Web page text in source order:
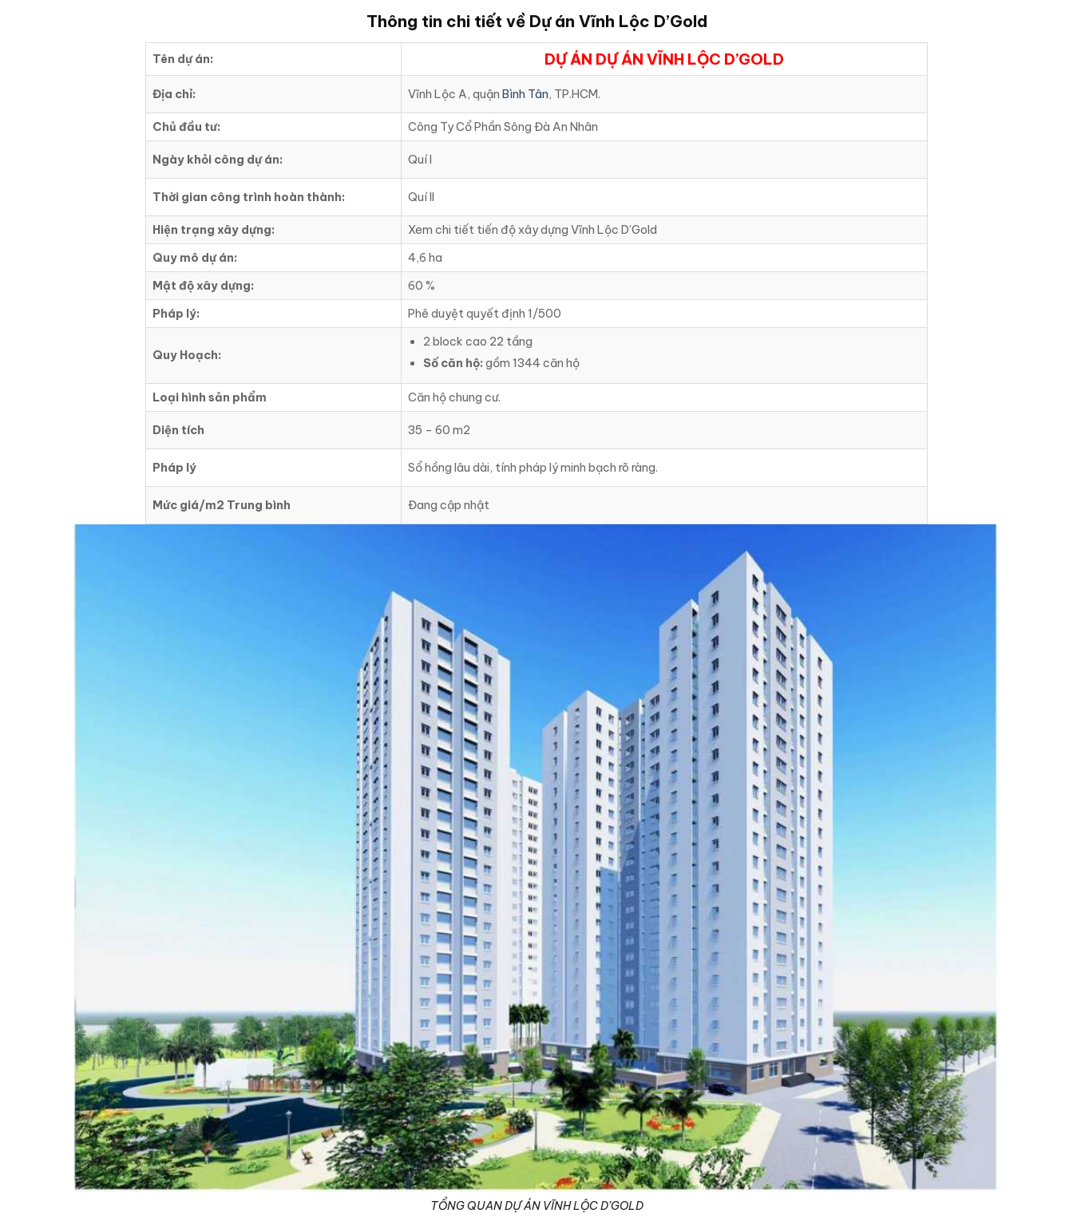
Thông tin chi tiết về Dự án Vĩnh Lộc D’Gold
Tên dự án: DỰ ÁN DỰ ÁN VĨNH LỘC D’GOLD
Địa chỉ: Vĩnh Lộc A, quận Bình Tân, TP.HCM.
Chủ đầu tư: Công Ty Cổ Phần Sông Đà An Nhân
Ngày khỏi công dự án: Quí I
Thời gian công trình hoàn thành: Quí II
Hiện trạng xây dựng:
Xem chi tiết tiến độ xây dựng Vĩnh Lộc D’Gold
Quy mô dự án:
4,6 ha
Mật độ xây dựng:
60 %
Pháp lý:
Phê duyệt quyết định 1/500
Quy Hoạch:
2 block cao 22 tầng
Số căn hộ:gồm 1344 căn hộ
Loại hình sản phẩm Căn hộ chung cư.
Diện tích 35 – 60 m2
Pháp lý Sổ hồng lâu dài, tính pháp lý minh bạch rõ ràng.
Mức giá/m2 Trung bình Đang cập nhật
TỔNG QUAN DỰ ÁN VĨNH LỘC D’GOLD